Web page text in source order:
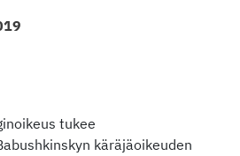
tukee
käräjäoikeuden